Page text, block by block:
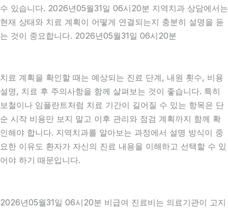
수 있습니다. 2026년05월31일 06시20분 지역치과 상담에서는
현재 상태와 치료 계획이 어떻게 연결되는지 충분히 설명을 듣
는 것이 중요합니다. 2026년05월31일 06시20분
치료 계획을 확인할 때는 예상되는 진료 단계, 내원 횟수, 비용
설명, 치료 후 주의사항을 함께 살펴보는 것이 좋습니다. 특히
보철이나 임플란트처럼 치료 기간이 길어질 수 있는 항목은 단
순 시작 비용만 보지 말고 이후 관리와 점검 계획까지 함께 확
인해야 합니다. 지역치과를 알아보는 과정에서 설명 방식이 중
요한 이유도 환자가 자신의 진료 내용을 이해하고 선택할 수 있
어야 하기 때문입니다.
2026년05월31일 06시20분 비급여 진료비는 의료기관이 고지